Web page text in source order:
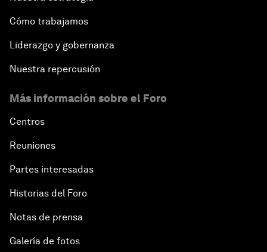
Cómo trabajamos
Liderazgo y gobernanza
Nuestra repercusión
Más información sobre el Foro
Centros
Reuniones
Partes interesadas
Historias del Foro
Notas de prensa
Galería de fotos